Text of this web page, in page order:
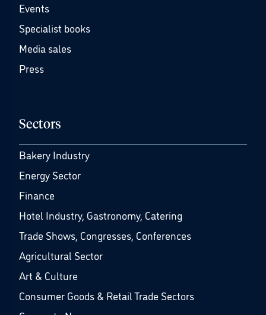
Events
Specialist books
Media sales
Press
Sectors
Bakery Industry
Energy Sector
Finance
Hotel Industry, Gastronomy, Catering
Trade Shows, Congresses, Conferences
Agricultural Sector
Art & Culture
Consumer Goods & Retail Trade Sectors